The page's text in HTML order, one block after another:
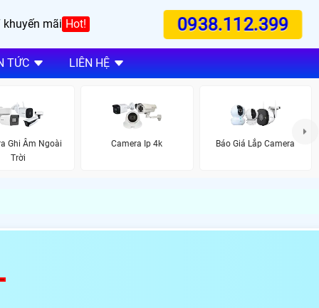
khuyến mãi Hot! 0938.112.399
TỨC LIÊN HỆ
Ghi Âm Ngoài
Trời
Camera Ip 4k Báo Giá Lắp Camera